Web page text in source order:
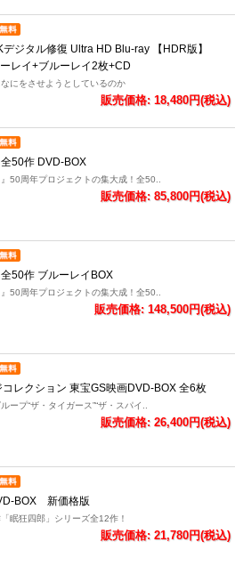
ジタル修復 Ultra HD Blu-ray 【HDR版】
レイ+ブルーレイ2枚+CD
にをさせようとしているのか
販売価格: 18,480円(税込)
50作 DVD-BOX
』50周年プロジェクトの集大成！全50..
販売価格: 85,800円(税込)
50作 ブルーレイBOX
』50周年プロジェクトの集大成！全50..
販売価格: 148,500円(税込)
レクション 東宝GS映画DVD-BOX 全6枚
ープ“ザ・タイガース”“ザ・スパイ..
販売価格: 26,400円(税込)
BOX 新価格版
眠狂四郎」シリーズ全12作！
販売価格: 21,780円(税込)